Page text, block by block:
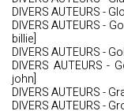
DIVERS AUTEURS -
DIVERS AUTEURS -
billie]
DIVERS AUTEURS -
DIVERS AUTEURS -
john]
DIVERS AUTEURS -
DIVERS AUTEURS -